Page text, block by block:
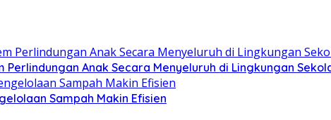
Anak Secara Menyeluruh di Lingkungan
Sampah Makin Efisien